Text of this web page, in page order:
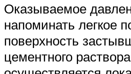
Оказываемое
напоминать легкое
поверхность
цементного